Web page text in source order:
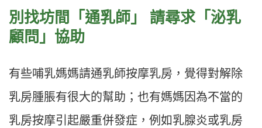
別找坊間「通乳師」 請尋求「泌乳
顧問」協助
有些哺乳媽媽請通乳師按摩乳房，覺得對解除
乳房腫脹有很大的幫助；也有媽媽因為不當的
乳房按摩引起嚴重併發症，例如乳腺炎或乳房